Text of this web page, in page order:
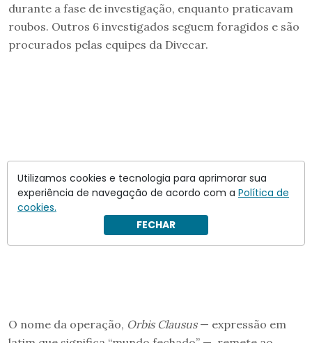
durante a fase de investigação, enquanto praticavam
roubos. Outros 6 investigados seguem foragidos e são
procurados pelas equipes da Divecar.
O nome da operação, Orbis Clausus— expressão em
Utilizamos cookies e tecnologia para aprimorar sua
experiência de navegação de acordo com a Política de
cookies.
FECHAR